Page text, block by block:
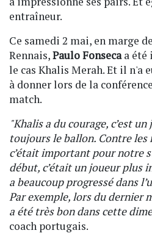
entraîneur.
Ce samedi 2 mai, en marge
Rennais,Paulo Fonsecaa été
le cas Khalis Merah. Et il n'a
à donner lors de la
match.
"Khalis a du courage, c’est
toujours le ballon. Contre les
c’était important pour notre
début, c’était un joueur plus
a beaucoup progressé dans
Par exemple, lors du dernier
a été très bon dans cette
coach portugais.